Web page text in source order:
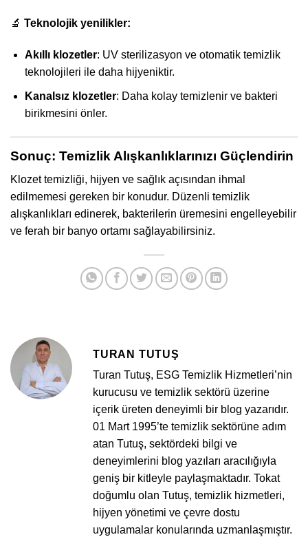
🔬 Teknolojik yenilikler:
Akıllı klozetler: UV sterilizasyon ve otomatik temizlik
teknolojileri ile daha hijyeniktir.
Kanalsız klozetler: Daha kolay temizlenir ve bakteri
birikmesini önler.
Sonuç: Temizlik Alışkanlıklarınızı Güçlendirin
Klozet temizliği, hijyen ve sağlık açısından ihmal
edilmemesi gereken bir konudur. Düzenli temizlik
alışkanlıkları edinerek, bakterilerin üremesini engelleyebilir
ve ferah bir banyo ortamı sağlayabilirsiniz.
TURAN TUTUŞ
Turan Tutuş, ESG Temizlik Hizmetleri’nin
kurucusu ve temizlik sektörü üzerine
içerik üreten deneyimli bir blog yazarıdır.
01 Mart 1995’te temizlik sektörüne adım
atan Tutuş, sektördeki bilgi ve
deneyimlerini blog yazıları aracılığıyla
geniş bir kitleyle paylaşmaktadır. Tokat
doğumlu olan Tutuş, temizlik hizmetleri,
hijyen yönetimi ve çevre dostu
uygulamalar konularında uzmanlaşmıştır.